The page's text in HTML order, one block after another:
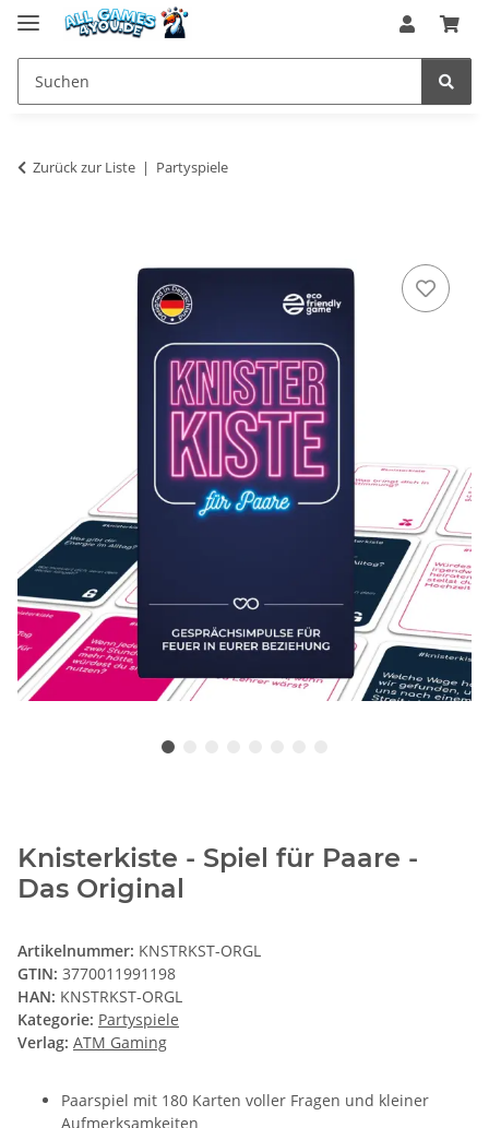
Zurück zur Liste Partyspiele
Knisterkiste - Spiel für Paare -
Das Original
Artikelnummer: KNSTRKST-ORGL
GTIN: 3770011991198
HAN: KNSTRKST-ORGL
Kategorie: Partyspiele
Verlag: ATM Gaming
Paarspiel mit 180 Karten voller Fragen und kleiner
Aufmerksamkeiten